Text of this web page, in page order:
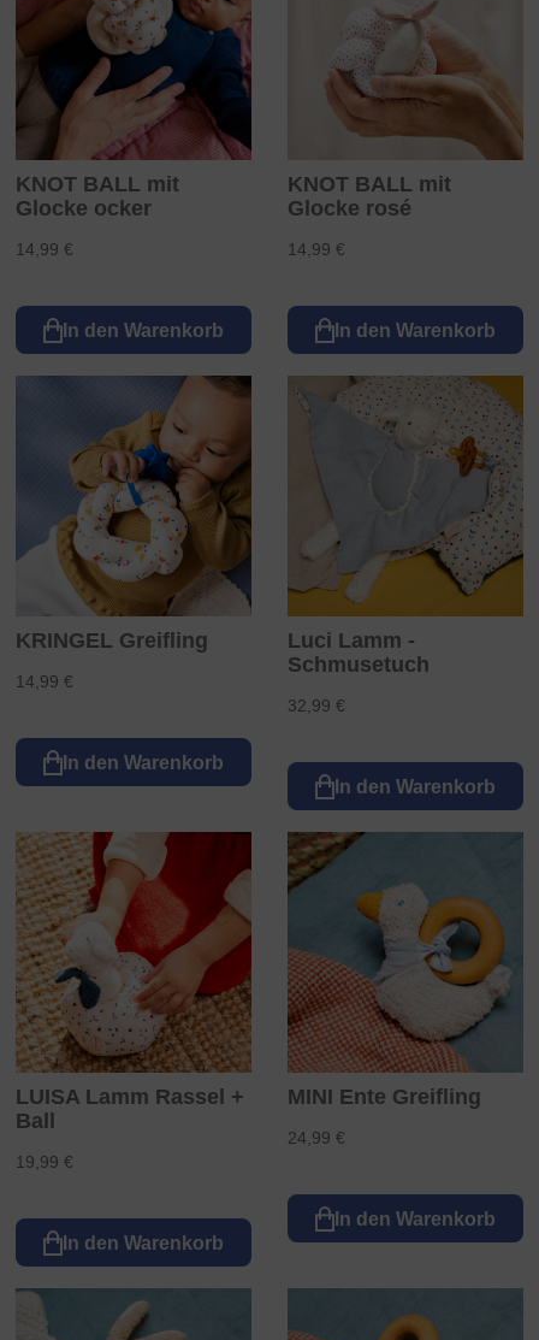
KNOT BALL mit
Glocke ocker
14,99 €
In den Warenkorb
KNOT BALL mit
Glocke rosé
14,99 €
In den Warenkorb
KRINGEL Greifling
14,99 €
In den Warenkorb
Luci Lamm -
Schmusetuch
32,99 €
In den Warenkorb
LUISA Lamm Rassel +
Ball
19,99 €
In den Warenkorb
MINI Ente Greifling
24,99 €
In den Warenkorb